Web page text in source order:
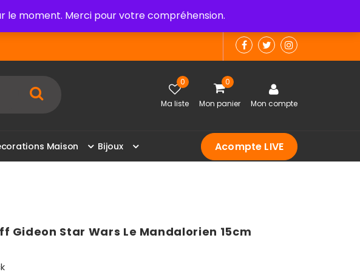
le moment. Merci pour votre compréhension.
0
Ma liste
0
Mon panier Mon compte
corations Maison Bijoux Acompte LIVE
Gideon Star Wars Le Mandalorien 15cm